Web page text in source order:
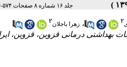
جلد ۱۶ شماره ۸ صفحات ۵۷۴-۵۶۴
۲ ، زهرا باجلان۲
بهداشتی درمانی قزوین، قزوین،